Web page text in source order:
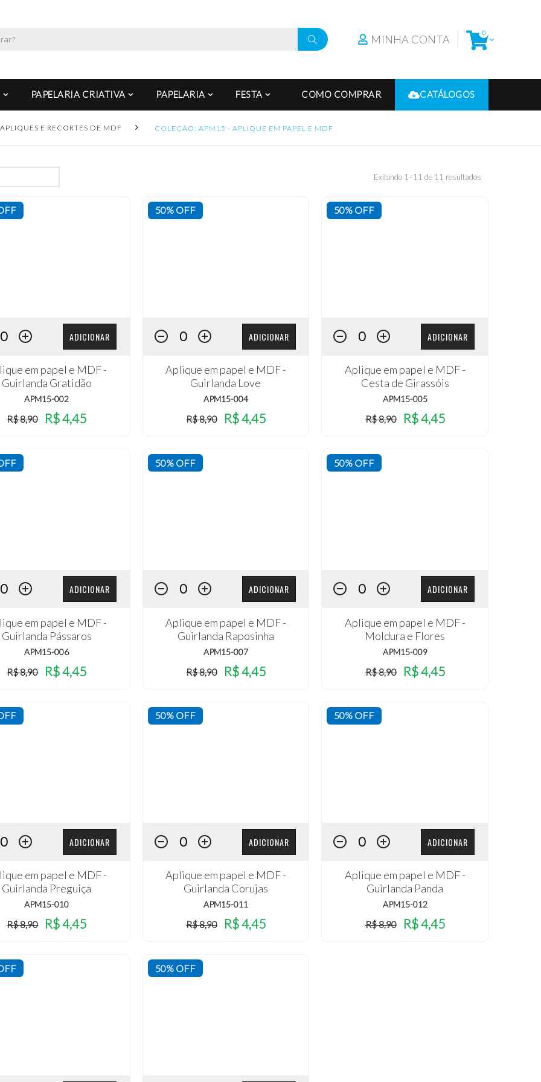
MINHA CONTA 0
PAPELARIA CRIATIVA PAPELARIA FESTA COMO COMPRAR CATÁLOGOS
APLIQUES E RECORTES DE MDF COLEÇÃO: APM15 - APLIQUE EM PAPEL E MDF
Exibindo 1–11 de 11 resultados
ADICIONAR
em papel e MDF -
Guirlanda Gratidão
APM15-002
R$ 8,90 R$ 4,45
50% OFF
ADICIONAR
Aplique em papel e MDF -
Guirlanda Love
APM15-004
R$ 8,90 R$ 4,45
50% OFF
ADICIONAR
Aplique em papel e MDF -
Cesta de Girassóis
APM15-005
R$ 8,90 R$ 4,45
ADICIONAR
em papel e MDF -
Guirlanda Pássaros
APM15-006
R$ 8,90 R$ 4,45
50% OFF
ADICIONAR
Aplique em papel e MDF -
Guirlanda Raposinha
APM15-007
R$ 8,90 R$ 4,45
50% OFF
ADICIONAR
Aplique em papel e MDF -
Moldura e Flores
APM15-009
R$ 8,90 R$ 4,45
ADICIONAR
em papel e MDF -
Guirlanda Preguiça
APM15-010
R$ 8,90 R$ 4,45
50% OFF
ADICIONAR
Aplique em papel e MDF -
Guirlanda Corujas
APM15-011
R$ 8,90 R$ 4,45
50% OFF
ADICIONAR
Aplique em papel e MDF -
Guirlanda Panda
APM15-012
R$ 8,90 R$ 4,45
50% OFF